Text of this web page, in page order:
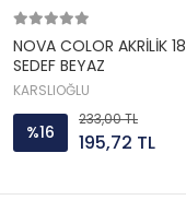
NOVA COLOR AKRİLİK
SEDEF BEYAZ
KARSLIOĞLU
%16
233,00 TL
195,72 TL